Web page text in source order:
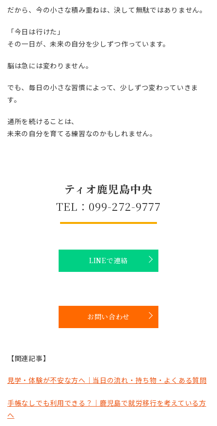
だから、今の小さな積み重ねは、決して無駄ではありません。
「今日は行けた」
その一日が、未来の自分を少しずつ作っています。
脳は急には変わりません。
でも、毎日の小さな習慣によって、少しずつ変わっていきま
す。
通所を続けることは、
未来の自分を育てる練習なのかもしれません。
ティオ鹿児島中央
TEL：099-272-9777
LINEで連絡
お問い合わせ
【関連記事】
見学・体験が不安な方へ｜当日の流れ・持ち物・よくある質問
手帳なしでも利用できる？｜鹿児島で就労移行を考えている方
へ